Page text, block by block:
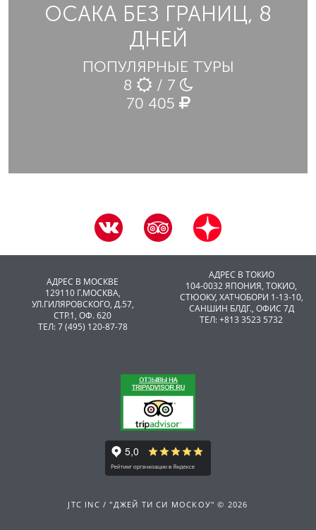
ОСАКА БЕЗ ГРАНИЦ, 8
ДНЕЙ
ПОПУЛЯРНЫЕ ТУРЫ
8
/ 7
70 405
АДРЕС В МОСКВЕ
129110 Г.МОСКВА,
УЛ.ГИЛЯРОВСКОГО, Д.57,
СТР.1, ОФ. 620
ТЕЛ: 7 (495) 120-87-78
АДРЕС В ТОКИО
104-0032 ЯПОНИЯ, ТОКИО,
CТЮОКУ, ХАТЧОБОРИ 1-13-10,
САНШИН БЛДГ., ОФИС 7Д
ТЕЛ: +813 3523 5732
JTC INC / "ДЖЕЙ ТИ СИ МОСКОУ" © 2026